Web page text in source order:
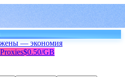
— экономия
$0.50/GB